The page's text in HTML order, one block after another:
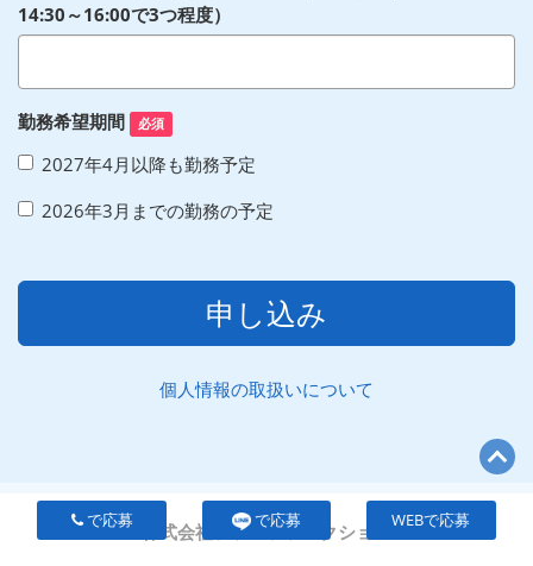
14:30～16:00で3つ程度）
勤務希望期間 必須
2027年4月以降も勤務予定
2026年3月までの勤務の予定
申し込み
個人情報の取扱いについて
で応募 で応募 WEBで応募
株式会社ファンファンクション